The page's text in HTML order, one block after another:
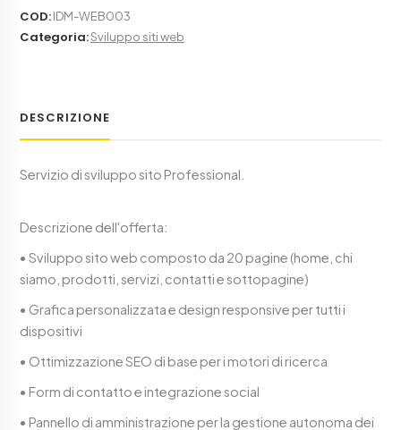
COD:IDM-WEB003
Categoria:Sviluppo siti web
DESCRIZIONE
Servizio di sviluppo sito Professional.
Descrizione dell'offerta:
• Sviluppo sito web composto da 20 pagine (home, chi
siamo, prodotti, servizi, contatti e sottopagine)
• Grafica personalizzata e design responsive per tutti i
dispositivi
• Ottimizzazione SEO di base per i motori di ricerca
• Form di contatto e integrazione social
• Pannello di amministrazione per la gestione autonoma dei